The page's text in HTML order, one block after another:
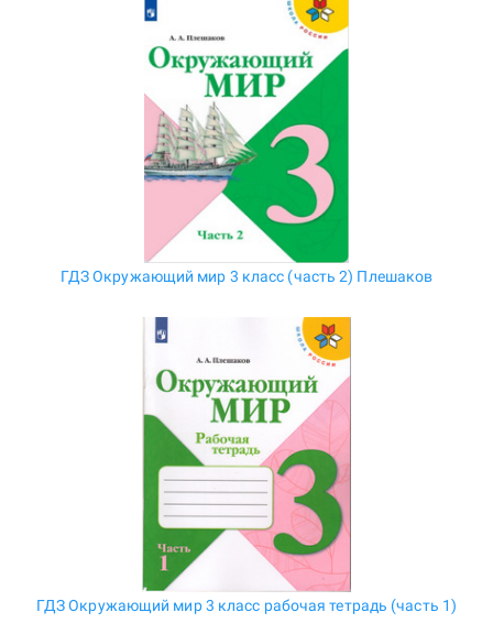
ГДЗ Окружающий мир 3 класс (часть 2) Плешаков
ГДЗ Окружающий мир 3 класс рабочая тетрадь (часть 1)